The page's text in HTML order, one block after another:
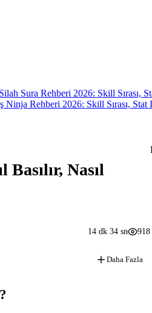
Sura Rehberi 2026: Skill Sırası,
Ninja Rehberi 2026: Skill Sırası,
Nasıl
14 dk 34 sn 918
Daha Fazla